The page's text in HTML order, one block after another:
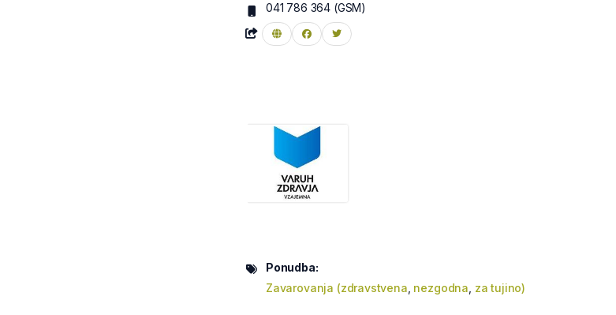
041 786 364 (GSM)
Ponudba:
Zavarovanja (zdravstvena nezgodna za tujino)